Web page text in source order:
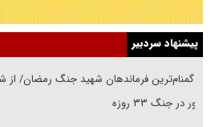
پیشنهاد سردبیر
حضور در جنگ ۳۳ روزه